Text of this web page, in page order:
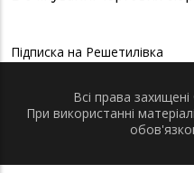
Підписка на Решетилівка
Всі права
При використанні